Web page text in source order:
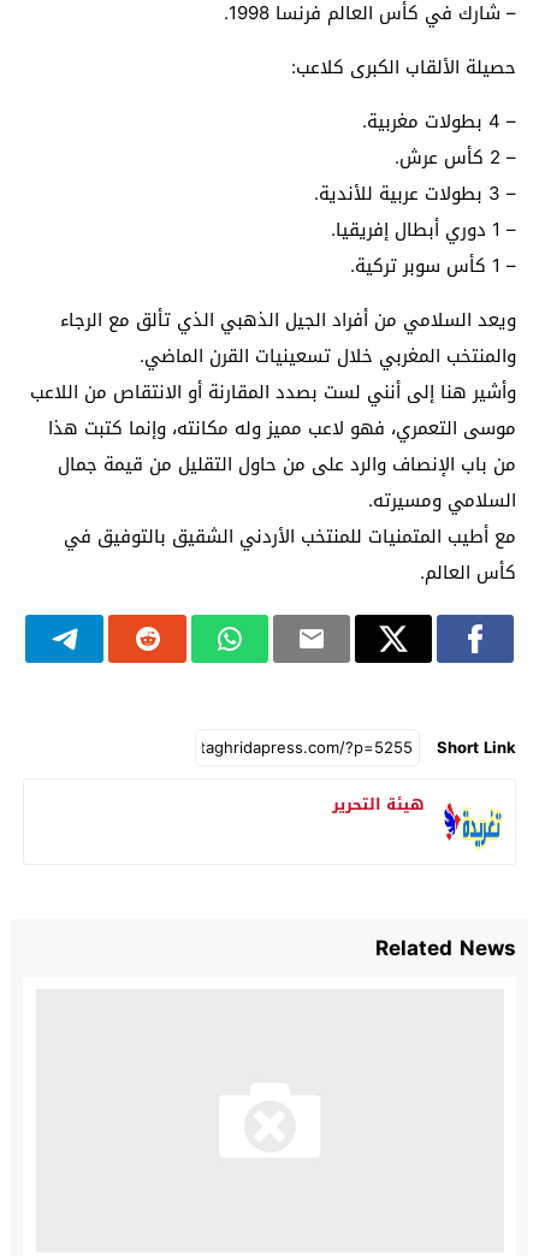
– شارك في كأس العالم فرنسا 1998.
حصيلة الألقاب الكبرى كلاعب:
– 4 بطولات مغربية.
– 2 كأس عرش.
– 3 بطولات عربية للأندية.
– 1 دوري أبطال إفريقيا.
– 1 كأس سوبر تركية.
ويعد السلامي من أفراد الجيل الذهبي الذي تألق مع الرجاء
والمنتخب المغربي خلال تسعينيات القرن الماضي.
وأشير هنا إلى أنني لست بصدد المقارنة أو الانتقاص من اللاعب
موسى التعمري، فهو لاعب مميز وله مكانته، وإنما كتبت هذا
من باب الإنصاف والرد على من حاول التقليل من قيمة جمال
السلامي ومسيرته.
مع أطيب المتمنيات للمنتخب الأردني الشقيق بالتوفيق في
كأس العالم.
Short Link
هيئة التحرير
Related News